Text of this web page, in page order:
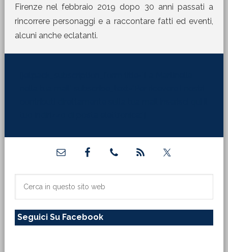
Firenze nel febbraio 2019 dopo 30 anni passati a
rincorrere personaggi e a raccontare fatti ed eventi,
alcuni anche eclatanti.
primaria
sito
Seguici Su Facebook